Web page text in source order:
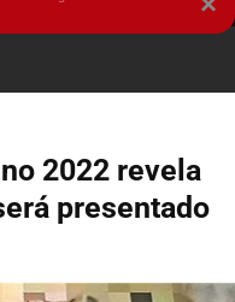
2022 revela
presentado